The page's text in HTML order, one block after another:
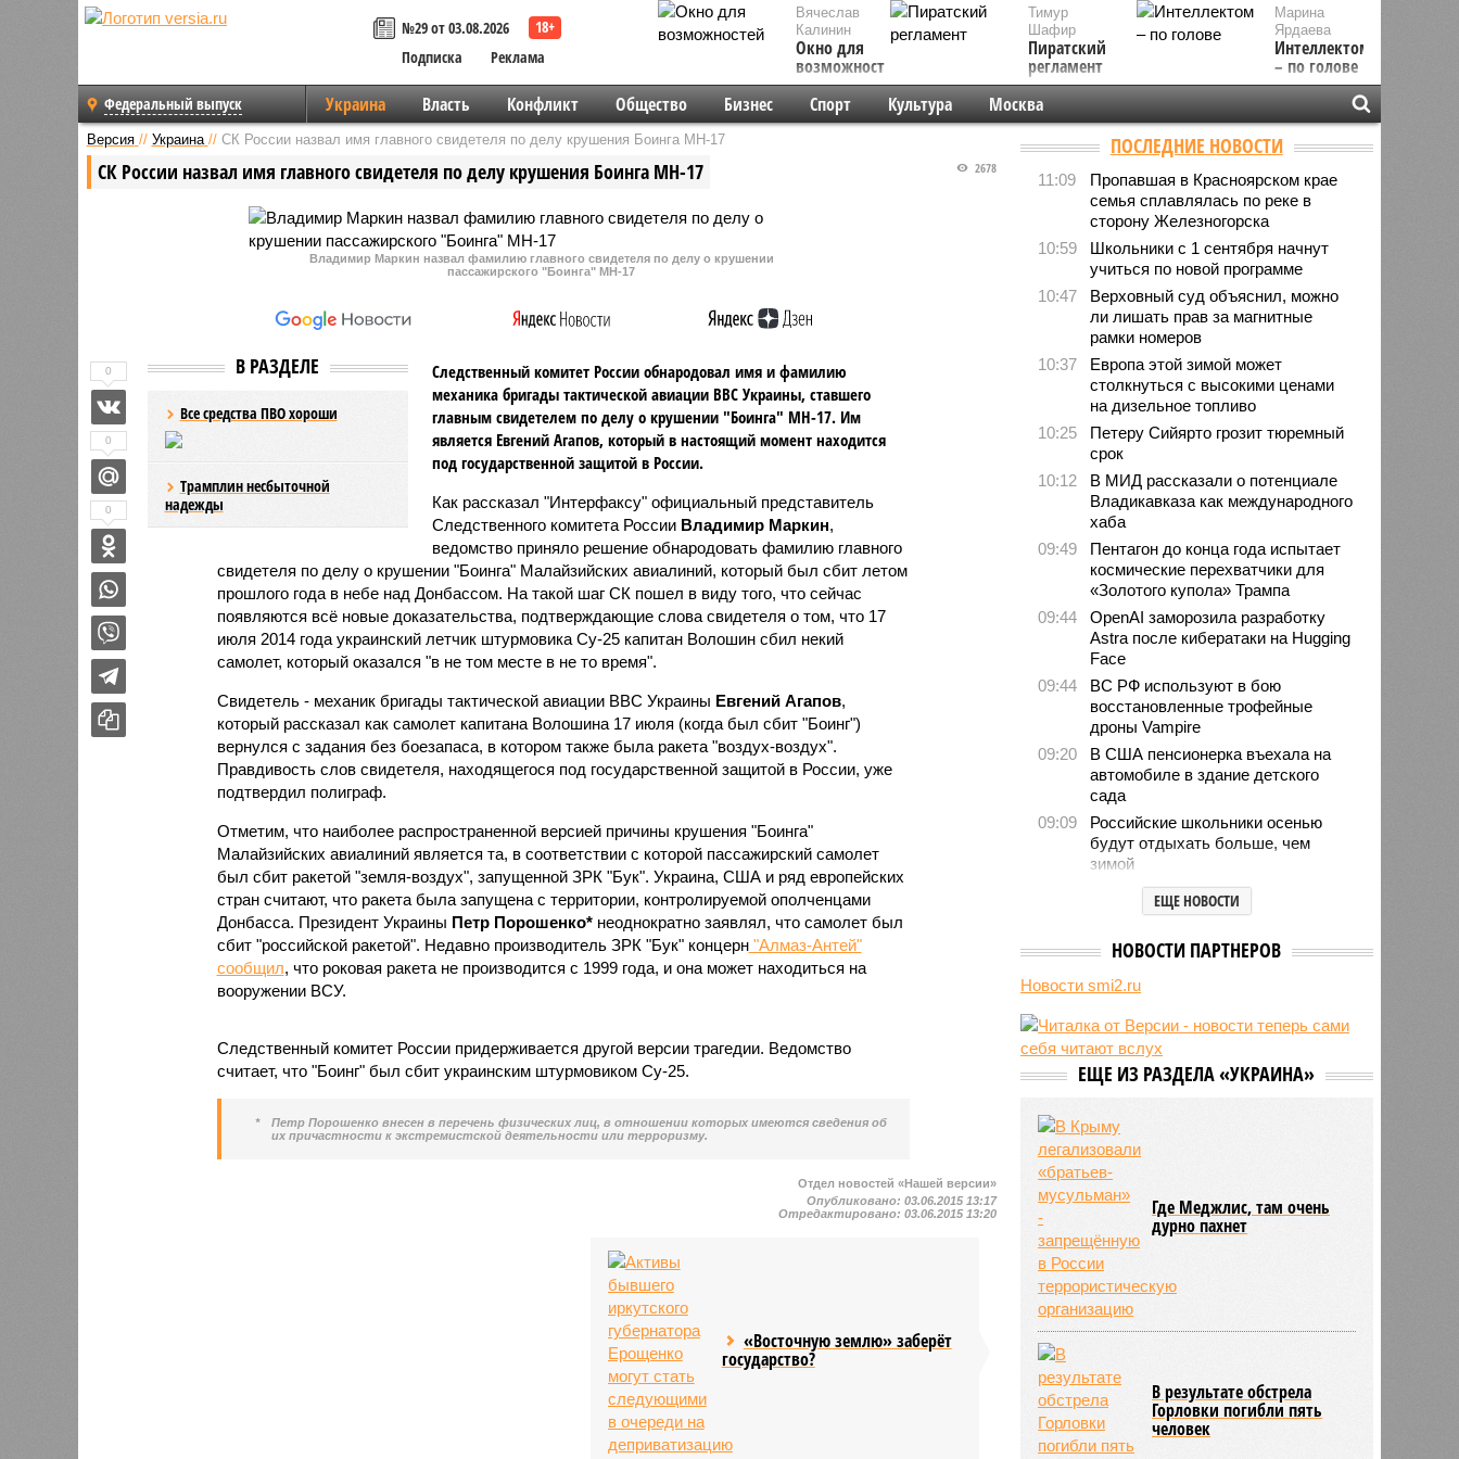
№29 от 03.08.2026
Подписка
Реклама
Вячеслав
Калинин
Окно для
возможностей
Марина
Ярдаева
Интеллектом
– по голове
Тимур
Шафир
Пиратский
регламент
Федеральный выпуск Украина Власть Конфликт Общество Бизнес Спорт Культура Москва
Версия // Украина // СК России назвал имя главного свидетеля по делу крушения Боинга MH-17
СК России назвал имя главного свидетеля по делу крушения Боинга MH-17 2678
Владимир Маркин назвал фамилию главного свидетеля по делу о крушении
пассажирского "Боинга" MH-17
В РАЗДЕЛЕ
Все средства ПВО хороши
Трамплин несбыточной
надежды
Следственный комитет России обнародовал имя и фамилию
механика бригады тактической авиации ВВС Украины, ставшего
главным свидетелем по делу о крушении "Боинга" MH-17. Им
является Евгений Агапов, который в настоящий момент находится
под государственной защитой в России.
Как рассказал "Интерфаксу" официальный представитель
Следственного комитета России Владимир Маркин,
ведомство приняло решение обнародовать фамилию главного
свидетеля по делу о крушении "Боинга" Малайзийских авиалиний, который был сбит летом
прошлого года в небе над Донбассом. На такой шаг СК пошел в виду того, что сейчас
появляются всё новые доказательства, подтверждающие слова свидетеля о том, что 17
июля 2014 года украинский летчик штурмовика Су-25 капитан Волошин сбил некий
самолет, который оказался "в не том месте в не то время".
Свидетель - механик бригады тактической авиации ВВС Украины Евгений Агапов,
который рассказал как самолет капитана Волошина 17 июля (когда был сбит "Боинг")
вернулся с задания без боезапаса, в котором также была ракета "воздух-воздух".
Правдивость слов свидетеля, находящегося под государственной защитой в России, уже
подтвердил полиграф.
Отметим, что наиболее распространенной версией причины крушения "Боинга"
Малайзийских авиалиний является та, в соответствии с которой пассажирский самолет
был сбит ракетой "земля-воздух", запущенной ЗРК "Бук". Украина, США и ряд европейских
стран считают, что ракета была запущена с территории, контролируемой ополченцами
Донбасса. Президент Украины Петр Порошенко*неоднократно заявлял, что самолет был
сбит "российской ракетой". Недавно производитель ЗРК "Бук" концерн"Алмаз-Антей"
сообщил, что роковая ракета не производится с 1999 года, и она может находиться на
вооружении ВСУ.
Следственный комитет России придерживается другой версии трагедии. Ведомство
считает, что "Боинг" был сбит украинским штурмовиком Су-25.
*
Петр Порошенко внесен в перечень физических лиц, в отношении которых имеются сведения об
их причастности к экстремистской деятельности или терроризму.
0
0
0
Отдел новостей «Нашей версии»
Опубликовано:03.06.2015 13:17
Отредактировано:03.06.2015 13:20
«Восточную землю» заберёт
государство?
ПОСЛЕДНИЕ НОВОСТИ
11:09
Пропавшая в Красноярском крае
семья сплавлялась по реке в
сторону Железногорска
10:59
Школьники с 1 сентября начнут
учиться по новой программе
10:47
Верховный суд объяснил, можно
ли лишать прав за магнитные
рамки номеров
10:37
Европа этой зимой может
столкнуться с высокими ценами
на дизельное топливо
10:25
Петеру Сийярто грозит тюремный
срок
10:12
В МИД рассказали о потенциале
Владикавказа как международного
хаба
09:49
Пентагон до конца года испытает
космические перехватчики для
«Золотого купола» Трампа
09:44
OpenAI заморозила разработку
Astra после кибератаки на Hugging
Face
09:44
ВС РФ используют в бою
восстановленные трофейные
дроны Vampire
09:20
В США пенсионерка въехала на
автомобиле в здание детского
сада
09:09
Российские школьники осенью
будут отдыхать больше, чем
зимой
Финский МИД не удалил
рекомендации для граждан,
08:44
США занимаются поисками
лидера на Кубе по
07/08
Экс-президент Финляндии
отказался признать Россию
угрозой для Европы
его «местью Евросоюза»
ЕЩЕ НОВОСТИ
НОВОСТИ ПАРТНЕРОВ
Новости smi2.ru
ЕЩЕ ИЗ РАЗДЕЛА «УКРАИНА»
Где Меджлис, там очень
дурно пахнет
В результате обстрела
Горловки погибли пять
человек